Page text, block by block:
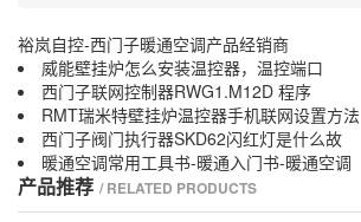
裕岚自控-西门子暖通空调产品经销商
威能壁挂炉怎么安装温控器，温控端口
西门子联网控制器RWG1.M12D 程序
RMT瑞米特壁挂炉温控器手机联网设置方法
西门子阀门执行器SKD62闪红灯是什么故
暖通空调常用工具书-暖通入门书-暖通空调
产品推荐 / RELATED PRODUCTS